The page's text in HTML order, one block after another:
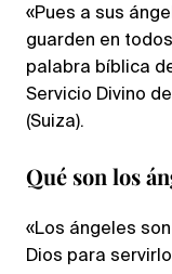
«Pues a sus
guarden en
palabra bíblica
Servicio Divino
(Suiza).
Qué son los
«Los ángeles
Dios para